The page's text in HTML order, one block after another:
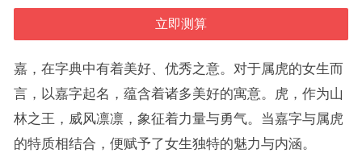
嘉，在字典中有着美好、优秀之意。对于属虎的女生而
言，以嘉字起名，蕴含着诸多美好的寓意。虎，作为山
林之王，威风凛凛，象征着力量与勇气。当嘉字与属虎
的特质相结合，便赋予了女生独特的魅力与内涵。